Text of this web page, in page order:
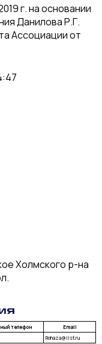
г. на основании
Данилова Р.Г.
Ассоциации от
Холмского р-на
телефон
Email
Rohaza@list.ru